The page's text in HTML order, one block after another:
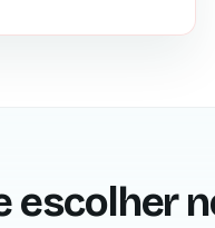
escolher